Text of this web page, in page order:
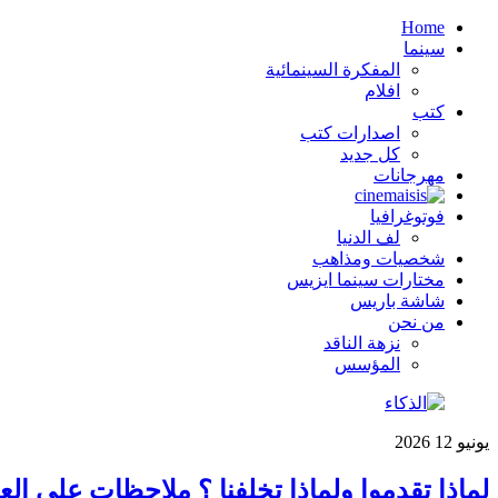
Home
سينما
المفكرة السينمائية
افلام
كتب
اصدارات كتب
كل جديد
مهرجانات
فوتوغرافيا
لف الدنيا
شخصيات ومذاهب
مختارات سينما ايزيس
شاشة باريس
من نحن
نزهة الناقد
المؤسس
يونيو 12
2026
لماذا تقدموا ولماذا تخلفنا ؟ ملاحظات على